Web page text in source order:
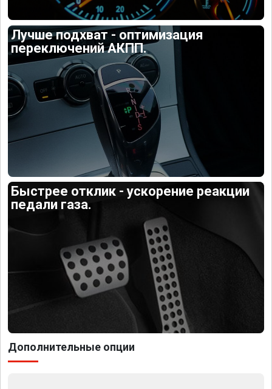
Лучше подхват - оптимизация
переключений АКПП.
Быстрее отклик - ускорение реакции
педали газа.
Дополнительные опции